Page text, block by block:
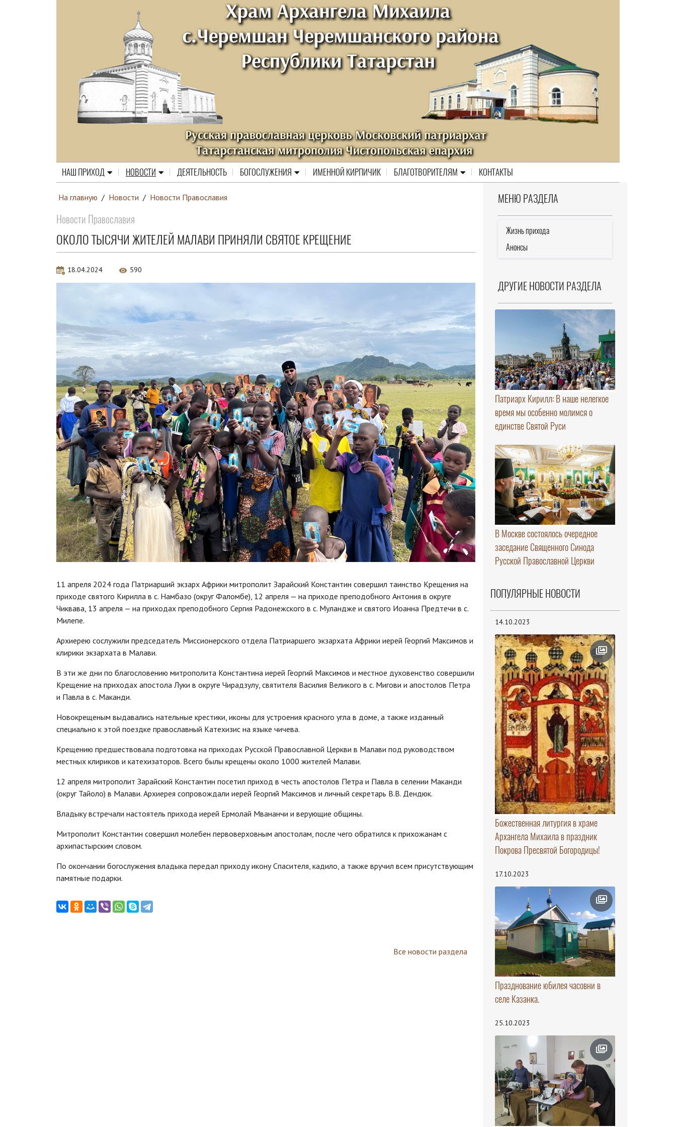
НАШ ПРИХОД НОВОСТИ ДЕЯТЕЛЬНОСТЬ БОГОСЛУЖЕНИЯ ИМЕННОЙ КИРПИЧИК БЛАГОТВОРИТЕЛЯМ КОНТАКТЫ
На главную / Новости / Новости Православия
Новости Православия
ОКОЛО ТЫСЯЧИ ЖИТЕЛЕЙ МАЛАВИ ПРИНЯЛИ СВЯТОЕ КРЕЩЕНИЕ
18.04.2024 590
11 апреля 2024 года Патриарший экзарх Африки митрополит Зарайский Константин совершил таинство Крещения на
приходе святого Кирилла в с. Намбазо (округ Фаломбе), 12 апреля — на приходе преподобного Антония в округе
Чиквава, 13 апреля — на приходах преподобного Сергия Радонежского в с. Муландже и святого Иоанна Предтечи в с.
Милепе.
Архиерею сослужили председатель Миссионерского отдела Патриаршего экзархата Африки иерей Георгий Максимов и
клирики экзархата в Малави.
В эти же дни по благословению митрополита Константина иерей Георгий Максимов и местное духовенство совершили
Крещение на приходах апостола Луки в округе Чирадзулу, святителя Василия Великого в с. Мигови и апостолов Петра
и Павла в с. Маканди.
Новокрещеным выдавались нательные крестики, иконы для устроения красного угла в доме, а также изданный
специально к этой поездке православный Катехизис на языке чичева.
Крещению предшествовала подготовка на приходах Русской Православной Церкви в Малави под руководством
местных клириков и катехизаторов. Всего былы крещены около 1000 жителей Малави.
12 апреля митрополит Зарайский Константин посетил приход в честь апостолов Петра и Павла в селении Маканди
(округ Тайоло) в Малави. Архиерея сопровождали иерей Георгий Максимов и личный секретарь В.В. Дендюк.
Владыку встречали настоятель прихода иерей Ермолай Мвананчи и верующие общины.
Митрополит Константин совершил молебен первоверховным апостолам, после чего обратился к прихожанам с
архипастырским словом.
По окончании богослужения владыка передал приходу икону Спасителя, кадило, а также вручил всем присутствующим
памятные подарки.
Все новости раздела
МЕНЮ РАЗДЕЛА
Жизнь прихода
Анонсы
ДРУГИЕ НОВОСТИ РАЗДЕЛА
Патриарх Кирилл: В наше нелегкое
время мы особенно молимся о
единстве Святой Руси
В Москве состоялось очередное
заседание Священного Синода
Русской Православной Церкви
ПОПУЛЯРНЫЕ НОВОСТИ
14.10.2023
Божественная литургия в храме
Архангела Михаила в праздник
Покрова Пресвятой Богородицы!
17.10.2023
Празднование юбилея часовни в
селе Казанка.
25.10.2023